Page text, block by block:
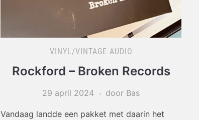
VINYL/VINTAGE AUDIO
Rockford – Broken Records
29 april 2024 door Bas
Vandaag landde een pakket met daarin het